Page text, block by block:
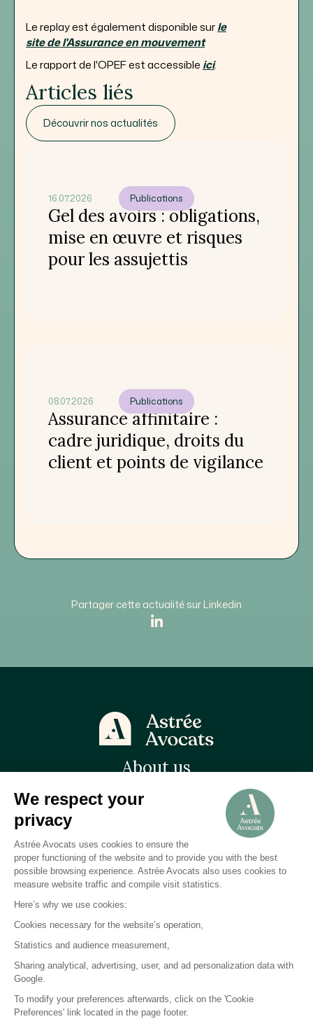
Le replay est également disponible surle
site de l'Assurance en mouvement
Le rapport de l'OPEF est accessible ici.
Articles liés
Découvrir nos actualités
16.07.2026
Gel des avoirs : obligations,
mise en œuvre et risques
pour les assujettis
Publications
08.07.2026
Assurance affinitaire :
cadre juridique, droits du
client et points de vigilance
Publications
Partager cette actualité sur Linkedin
About us
Who we are
Recruitment
News
Contact
Our domains
Insurance
Bank
Astrée Avocats Astrée Faculté